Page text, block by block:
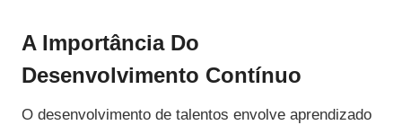
A Importância Do
Desenvolvimento Contínuo
O desenvolvimento de talentos envolve aprendizado